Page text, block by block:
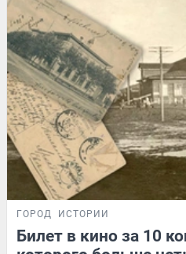
ГОРОД ИСТОРИИ
Билет в кино за 10